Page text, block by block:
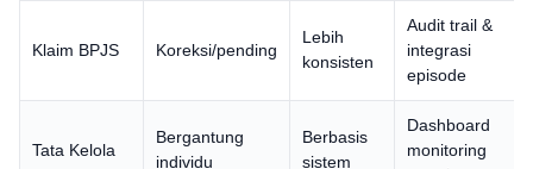
Klaim BPJS Koreksi/pending
Lebih
konsisten
Audit trail &
integrasi
episode
Tata Kelola
Bergantung
individu
Berbasis
sistem
Dashboard
monitoring